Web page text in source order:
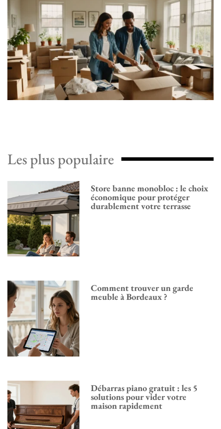
Les plus populaire
Store banne monobloc : le choix
économique pour protéger
durablement votre terrasse
Comment trouver un garde
meuble à Bordeaux ?
Débarras piano gratuit : les 5
solutions pour vider votre
maison rapidement